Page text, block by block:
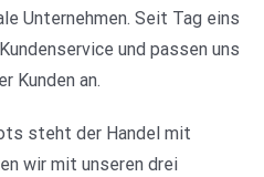
Unternehmen. Seit Tag eins
und passen uns
Kunden an.
steht der Handel mit
wir mit unseren drei